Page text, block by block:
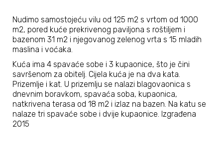
Nudimo samostojeću vilu od 125 m2 s vrtom od 1000
m2, pored kuće prekrivenog paviljona s roštiljem i
bazenom 31 m2 i njegovanog zelenog vrta s 15 mladih
maslina i voćaka.
Kuća ima 4 spavaće sobe i 3 kupaonice, što je čini
savršenom za obitelj. Cijela kuća je na dva kata.
Prizemlje i kat. U prizemlju se nalazi blagovaonica s
dnevnim boravkom, spavaća soba, kupaonica,
natkrivena terasa od 18 m2 i izlaz na bazen. Na katu se
nalaze tri spavaće sobe i dvije kupaonice. Izgrađena
2015